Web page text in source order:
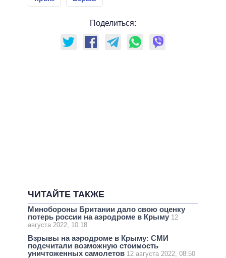
Поделиться:
ЧИТАЙТЕ ТАКЖЕ
Минобороны Британии дало свою оценку
потерь россии на аэродроме в Крыму 12
августа 2022, 10:18
Взрывы на аэродроме в Крыму: СМИ
подсчитали возможную стоимость
уничтоженных самолетов 12 августа 2022, 08:50